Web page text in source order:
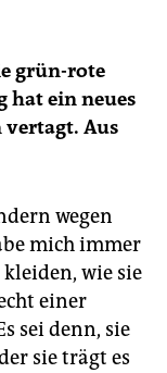
grün-rote
hat ein neues
vertagt. Aus
wegen
mich immer
wie sie
einer
sei denn, sie
sie trägt es